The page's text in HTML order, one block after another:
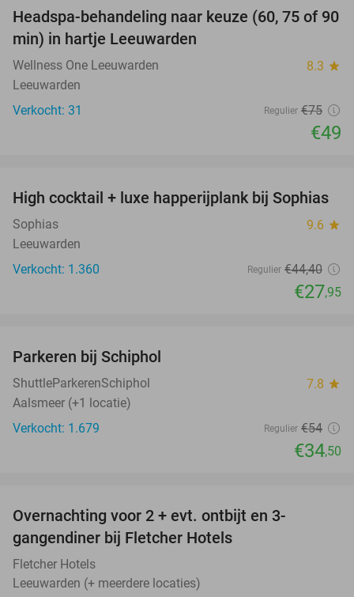
35%
Headspa-behandeling naar keuze (60, 75 of 90
min) in hartje Leeuwarden
Wellness One Leeuwarden 8.3 star
Leeuwarden
Verkocht: 31
Regulier €75
€49
37%
High cocktail + luxe happerijplank bij Sophias
Sophias 9.6 star
Leeuwarden
Verkocht: 1.360
Regulier €44,40
€27,95
Parkeren bij Schiphol
ShuttleParkerenSchiphol 7.8 star
Aalsmeer (+1 locatie)
Verkocht: 1.679
Regulier €54
€34,50
Overnachting voor 2 + evt. ontbijt en 3-
gangendiner bij Fletcher Hotels
Fletcher Hotels
Leeuwarden (+ meerdere locaties)